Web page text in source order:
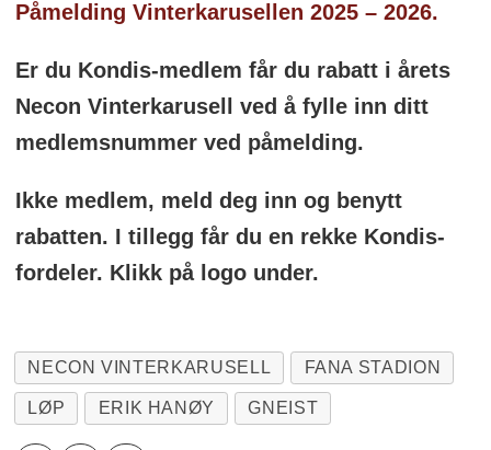
Påmelding Vinterkarusellen 2025 – 2026.
Er du Kondis-medlem får du rabatt i årets
Necon Vinterkarusell ved å fylle inn ditt
medlemsnummer ved påmelding.
Ikke medlem, meld deg inn og benytt
rabatten. I tillegg får du en rekke Kondis-
fordeler. Klikk på logo under.
NECON VINTERKARUSELL FANA STADION
LØP ERIK HANØY GNEIST